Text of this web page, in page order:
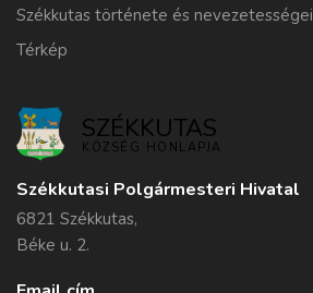
Székkutas története és nevezetességei
Térkép
SZÉKKUTAS
KÖZSÉG HONLAPJA
Székkutasi Polgármesteri Hivatal
6821 Székkutas,
Béke u. 2.